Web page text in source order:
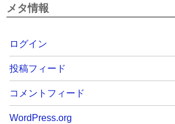
メタ情報
ログイン
投稿フィード
コメントフィード
WordPress.org